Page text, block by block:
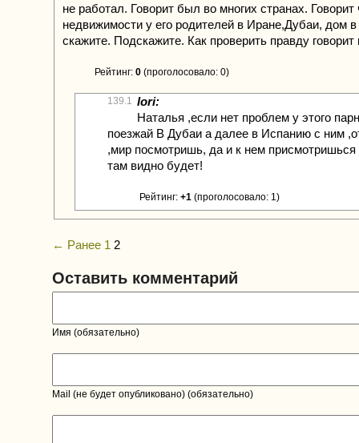
не работал. Говорит был во многих странах. Говорит
недвижимости у его родителей в Иране,Дубаи, дом
скажите. Подскажите. Как проверить правду говорит
Рейтинг: 0 (проголосовало: 0)
139.1 lori:
Наталья ,если нет проблем у этого
поезжай В Дубаи а далее в Испанию с ним
,мир посмотришь, да и к нем
там видно будет!
Рейтинг: +1 (проголосовало: 1)
← Ранее 1 2
Оставить комментарий
Имя (обязательно)
Mail (не будет опубликовано) (обязательно)